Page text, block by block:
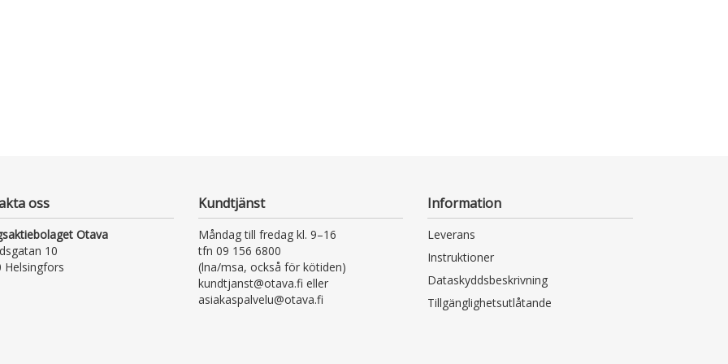
oss
Otava
10
Helsingfors
Kundtjänst
Måndag till fredag kl. 9–16
tfn 09 156 6800
(lna/msa, också för kötiden)
kundtjanst@otava.fi eller
asiakaspalvelu@otava.fi
Information
Leverans
Instruktioner
Dataskyddsbeskrivning
Tillgänglighetsutlåtande